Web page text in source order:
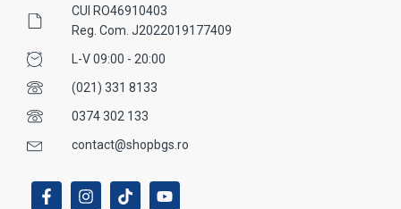
CUI RO46910403
Reg. Com. J2022019177409
L-V 09:00 - 20:00
(021) 331 8133
0374 302 133
contact@shopbgs.ro